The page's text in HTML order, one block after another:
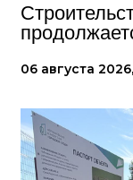
06 августа 2026,